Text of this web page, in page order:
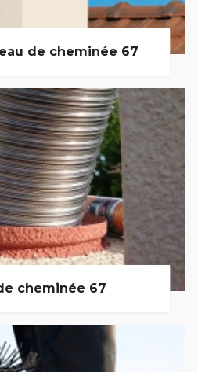
de cheminée 67
cheminée 67